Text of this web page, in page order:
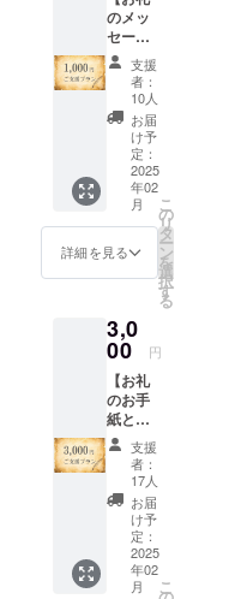
のメッ
セー
ジ】 感
謝の気
持ちを
込め
て、お
礼の
メッ
セージ
をお送
りしま
す。
支援
者：
10人
お届
け予
定：
2025
年02
月
詳細を見る
こ
の
リ
タ
ー
ン
を
選
択
す
る
3,0
00 円
【お礼
のお手
紙とビ
デオ
メッ
セー
ジ】 ご
支援い
ただい
た皆様
に、海
賊たろ
支援
者：
17人
お届
け予
定：
2025
年02
月
こ